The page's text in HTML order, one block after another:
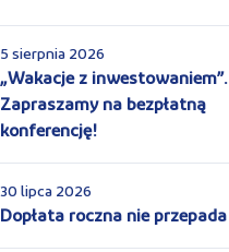
5 sierpnia 2026
„Wakacje z inwestowaniem”.
Zapraszamy na bezpłatną
konferencję!
30 lipca 2026
Dopłata roczna nie przepada